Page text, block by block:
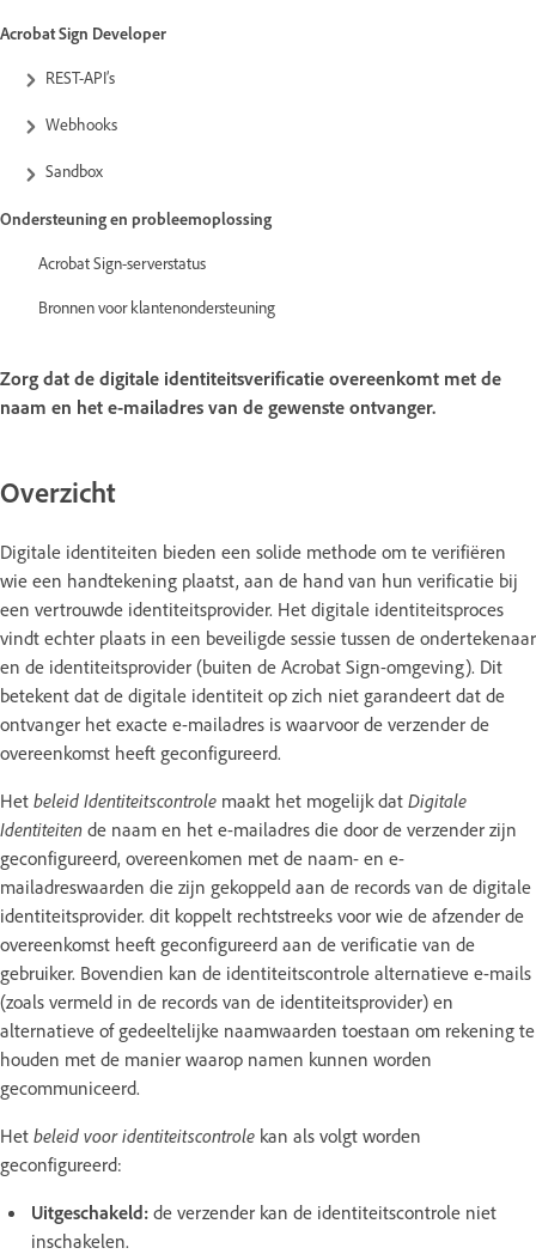
Acrobat Sign Developer
REST-API’s
Webhooks
Sandbox
Ondersteuning en probleemoplossing
Acrobat Sign-serverstatus
Bronnen voor klantenondersteuning
Zorg dat de digitale identiteitsverificatie overeenkomt met de
naam en het e-mailadres van de gewenste ontvanger.
Overzicht
Digitale identiteiten bieden een solide methode om te verifiëren
wie een handtekening plaatst, aan de hand van hun verificatie bij
een vertrouwde identiteitsprovider. Het digitale identiteitsproces
vindt echter plaats in een beveiligde sessie tussen de ondertekenaar
en de identiteitsprovider (buiten de Acrobat Sign-omgeving). Dit
betekent dat de digitale identiteit op zich niet garandeert dat de
ontvanger het exacte e-mailadres is waarvoor de verzender de
overeenkomst heeft geconfigureerd.
Het beleid Identiteitscontrole maakt het mogelijk dat Digitale
Identiteiten de naam en het e-mailadres die door de verzender zijn
geconfigureerd, overeenkomen met de naam- en e-
mailadreswaarden die zijn gekoppeld aan de records van de digitale
identiteitsprovider. dit koppelt rechtstreeks voor wie de afzender de
overeenkomst heeft geconfigureerd aan de verificatie van de
gebruiker. Bovendien kan de identiteitscontrole alternatieve e-mails
(zoals vermeld in de records van de identiteitsprovider) en
alternatieve of gedeeltelijke naamwaarden toestaan om rekening te
houden met de manier waarop namen kunnen worden
gecommuniceerd.
Het beleid voor identiteitscontrole kan als volgt worden
geconfigureerd:
Uitgeschakeld: de verzender kan de identiteitscontrole niet
inschakelen.